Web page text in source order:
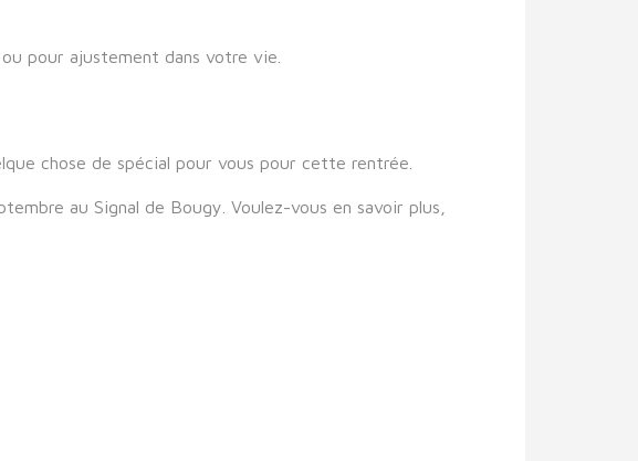
pour ajustement dans votre vie.
chose de spécial pour vous pour cette rentrée.
au Signal de Bougy. Voulez-vous en savoir plus,